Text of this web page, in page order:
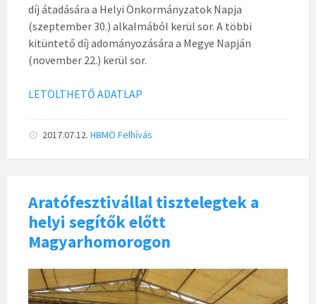
díj átadására a Helyi Önkormányzatok Napja
(szeptember 30.) alkalmából kerül sor. A többi
kitüntető díj adományozására a Megye Napján
(november 22.) kerül sor.
LETÖLTHETŐ ADATLAP
2017.07.12. HBMÖ Felhívás
Aratófesztivállal tisztelegtek a
helyi segítők előtt
Magyarhomorogon